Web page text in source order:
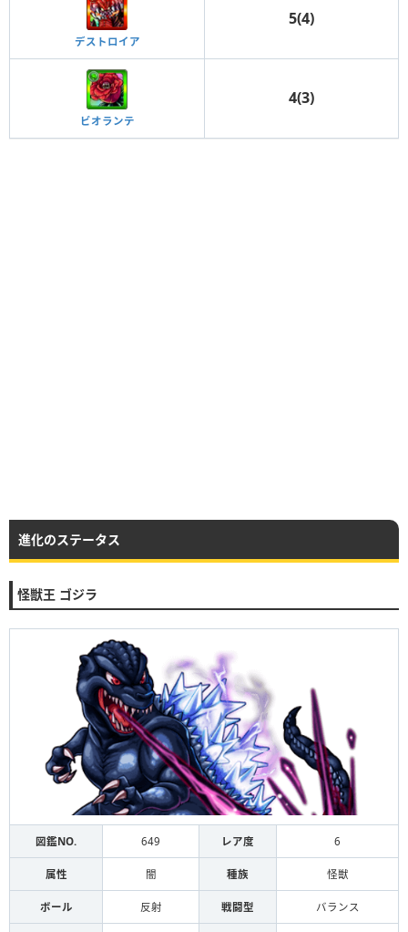
デストロイア
5(4)
ビオランテ
4(3)
進化のステータス
怪獣王 ゴジラ
図鑑NO. 649 レア度 6
属性 闇 種族 怪獣
ボール 反射 戦闘型 バランス